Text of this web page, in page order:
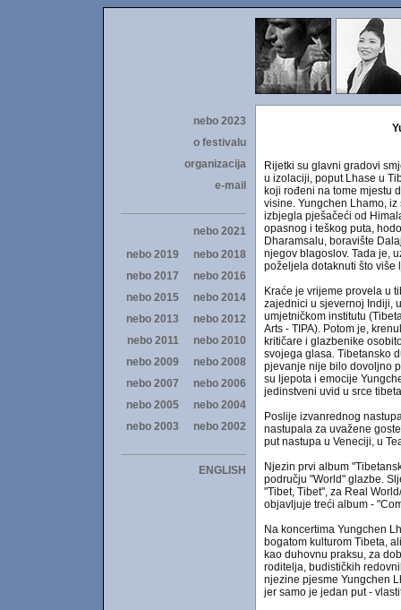
Rijetki su glavni gradovi
u izolaciji, poput Lhase u
koji rođeni na tome mjestu
visine. Yungchen Lhamo,
izbjegla pješačeći od
opasnog i teškog puta,
Dharamsalu, boravište
njegov blagoslov. Tada je,
poželjela dotaknuti što više
Kraće je vrijeme provela u
zajednici u sjevernoj Indiji,
umjetničkom institutu
Arts - TIPA). Potom je,
kritičare i glazbenike
svojega glasa. Tibetansko
pjevanje nije bilo dovoljno
su ljepota i emocije
jedinstveni uvid u srce
Poslije izvanrednog
nastupala za uvažene
put nastupa u Veneciji, u
Njezin prvi album
području "World" glazbe.
"Tibet, Tibet", za Real
objavljuje treći album -
Na koncertima Yungchen
bogatom kulturom Tibeta,
kao duhovnu praksu, za
roditelja, budističkih
njezine pjesme Yungchen
jer samo je jedan put -